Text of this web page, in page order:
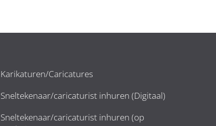
Karikaturen/Caricatures
Sneltekenaar/caricaturist inhuren (Digitaal)
Sneltekenaar/caricaturist inhuren (op